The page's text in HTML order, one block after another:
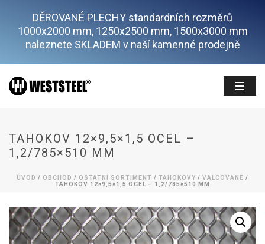
DĚROVANÉ PLECHY standardních rozměrů
1000x2000 mm, 1250x2500 mm, 1500x3000 mm
naleznete SKLADEM v naší kamenné prodejně
TAHOKOV 12×9,5×1,5 OCEL –
1,2/785×510 MM
ÚVOD / OBCHOD / OSTATNÍ SORTIMENT / TAHOKOVY / VÁLCOVANÉ /
TAHOKOV 12×9,5×1,5 OCEL – 1,2/785×510 MM